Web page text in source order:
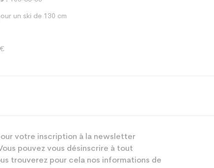
un ski de 130 cm
votre inscription à la newsletter
pouvez vous désinscrire à tout
trouverez pour cela nos informations de